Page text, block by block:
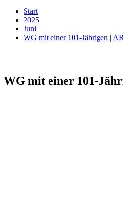
Start
2025
Juni
WG mit einer 101-Jährigen |
WG mit einer 101-